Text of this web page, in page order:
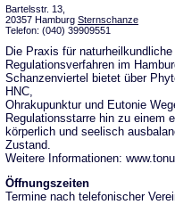
Bartelsstr. 13,
20357 Hamburg Sternschanze
Telefon: (040) 39909551
Die Praxis für naturheilkundliche
Regulationsverfahren im
Schanzenviertel bietet über
HNC,
Ohrakupunktur und Eutonie
Regulationsstarre hin zu einem
körperlich und seelisch
Zustand.
Weitere Informationen:
Öffnungszeiten
Termine nach telefonischer